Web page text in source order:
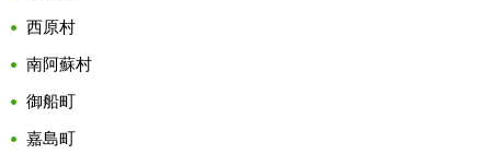
西原村
南阿蘇村
御船町
嘉島町